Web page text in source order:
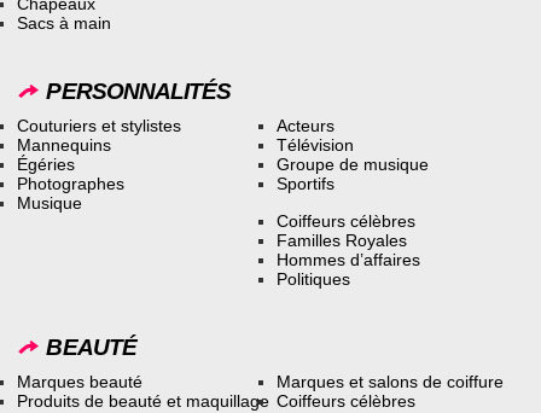
Sacs à main
PERSONNALITÉS
Couturiers et stylistes
Mannequins
Égéries
Photographes
Musique
Acteurs
Télévision
Groupe de musique
Sportifs
Coiffeurs célèbres
Familles Royales
Hommes d’affaires
Politiques
BEAUTÉ
Marques beauté
Produits de beauté et maquillage
Marques et salons de coiffure
Coiffeurs célèbres